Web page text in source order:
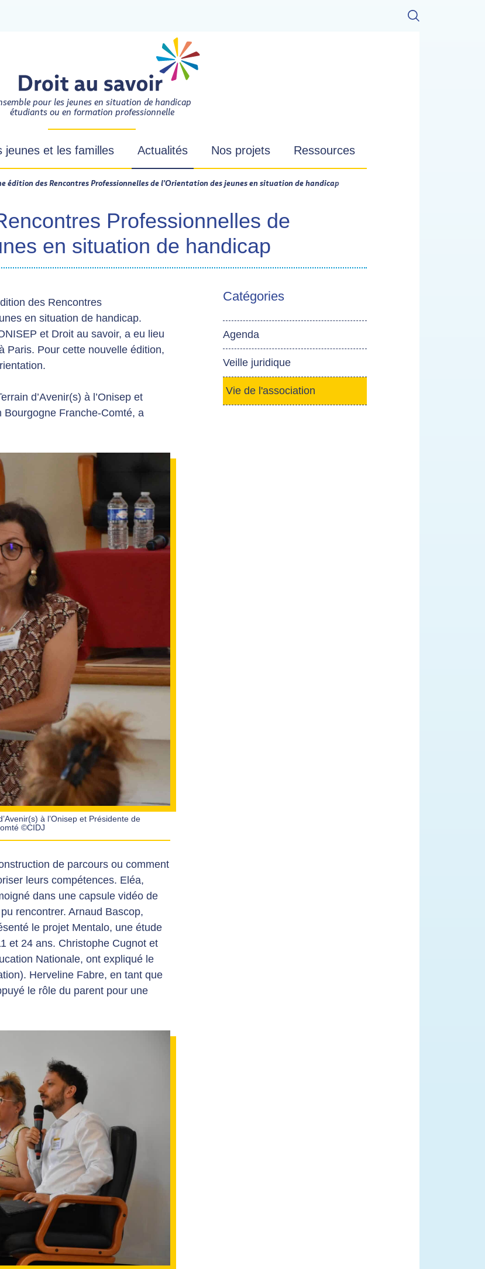
AU SAVOIR
pour les jeunes en situation de handicap
étudiants ou en formation professionnelle
jeunes et les familles
Actualités
- Actif
Nos projets Ressources
édition des Rencontres Professionnelles de l’Orientation des jeunes en situation de handicap
Professionnelles de
en situation de handicap
Catégories
Agenda
Veille juridique
Vie de l'association
- Actif
des Rencontres
en situation de handicap.
et Droit au savoir, a eu lieu
Paris. Pour cette nouvelle édition,
d’Avenir(s) à l’Onisep et
Bourgogne Franche-Comté, a
à l’Onisep et Présidente de
©CIDJ
de parcours ou comment
leurs compétences. Eléa,
dans une capsule vidéo de
rencontrer. Arnaud Bascop,
le projet Mentalo, une étude
et 24 ans. Christophe Cugnot et
Nationale, ont expliqué le
Herveline Fabre, en tant que
le rôle du parent pour une